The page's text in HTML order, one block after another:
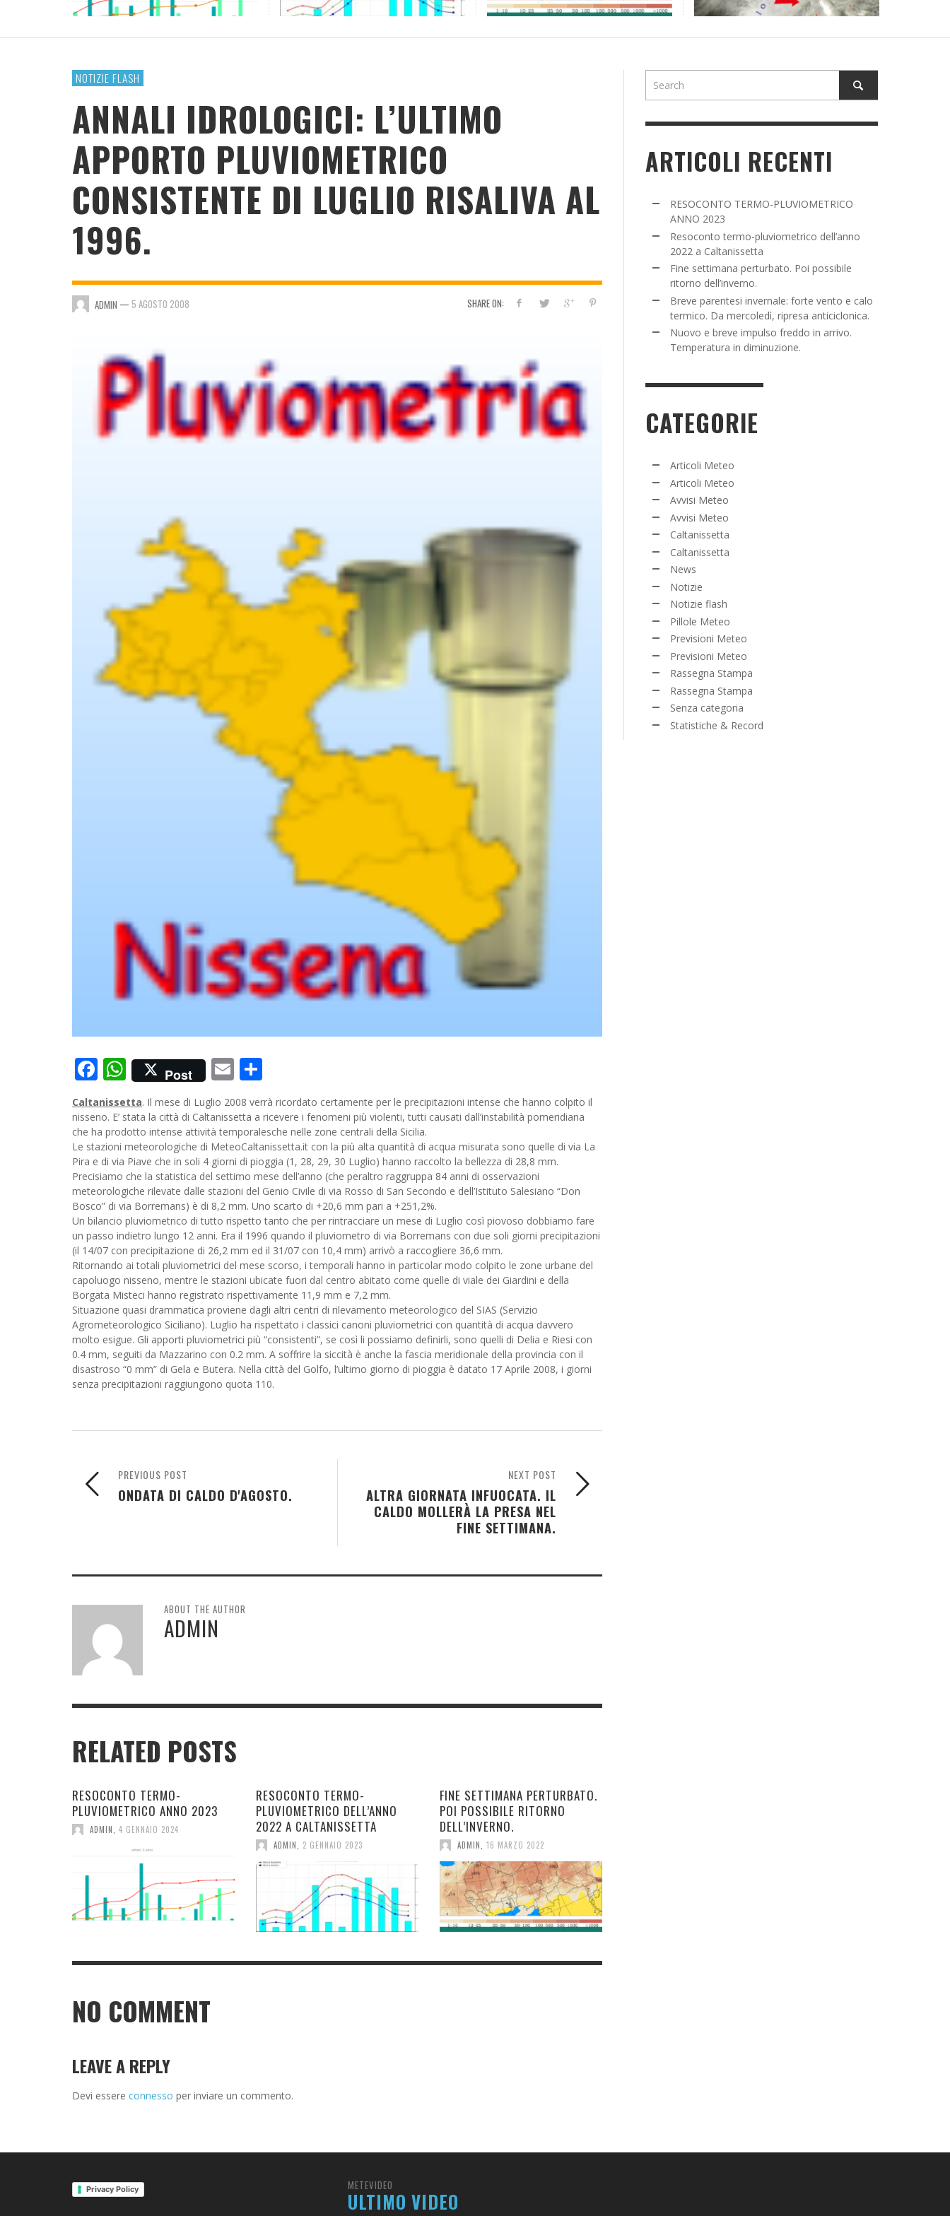
2023
DELL’ANNO 2022 A CALTANISSETTA
RITORNO DELL’INVERNO.
NOTIZIE FLASH
ANNALI IDROLOGICI: L’ULTIMO
APPORTO PLUVIOMETRICO
CONSISTENTE DI LUGLIO RISALIVA AL
1996.
SHARE ON:
ADMIN — 5 AGOSTO 2008
Facebook
WhatsApp
Post Email
Caltanissetta. Il mese di Luglio 2008 verrà ricordato certamente per le precipitazioni intense che hanno colpito il
nisseno. E’ stata la città di Caltanissetta a ricevere i fenomeni più violenti, tutti causati dall’instabilità pomeridiana
che ha prodotto intense attività temporalesche nelle zone centrali della Sicilia.
Le stazioni meteorologiche di MeteoCaltanissetta.it con la più alta quantità di acqua misurata sono quelle di via La
Pira e di via Piave che in soli 4 giorni di pioggia (1, 28, 29, 30 Luglio) hanno raccolto la bellezza di 28,8 mm.
Precisiamo che la statistica del settimo mese dell’anno (che peraltro raggruppa 84 anni di osservazioni
meteorologiche rilevate dalle stazioni del Genio Civile di via Rosso di San Secondo e dell’Istituto Salesiano “Don
Bosco” di via Borremans) è di 8,2 mm. Uno scarto di +20,6 mm pari a +251,2%.
Un bilancio pluviometrico di tutto rispetto tanto che per rintracciare un mese di Luglio così piovoso dobbiamo fare
un passo indietro lungo 12 anni. Era il 1996 quando il pluviometro di via Borremans con due soli giorni precipitazioni
(il 14/07 con precipitazione di 26,2 mm ed il 31/07 con 10,4 mm) arrivò a raccogliere 36,6 mm.
Ritornando ai totali pluviometrici del mese scorso, i temporali hanno in particolar modo colpito le zone urbane del
capoluogo nisseno, mentre le stazioni ubicate fuori dal centro abitato come quelle di viale dei Giardini e della
Borgata Misteci hanno registrato rispettivamente 11,9 mm e 7,2 mm.
Situazione quasi drammatica proviene dagli altri centri di rilevamento meteorologico del SIAS (Servizio
Agrometeorologico Siciliano). Luglio ha rispettato i classici canoni pluviometrici con quantità di acqua davvero
molto esigue. Gli apporti pluviometrici più “consistenti”, se così li possiamo definirli, sono quelli di Delia e Riesi con
0.4 mm, seguiti da Mazzarino con 0.2 mm. A soffrire la siccità è anche la fascia meridionale della provincia con il
disastroso “0 mm” di Gela e Butera. Nella città del Golfo, l’ultimo giorno di pioggia è datato 17 Aprile 2008, i giorni
senza precipitazioni raggiungono quota 110.
NEXT POST
ALTRA GIORNATA INFUOCATA. IL
CALDO MOLLERÀ LA PRESA NEL
FINE SETTIMANA.
PREVIOUS POST
ONDATA DI CALDO D'AGOSTO.
ABOUT THE AUTHOR
ADMIN
RELATED POSTS
RESOCONTO TERMO-
PLUVIOMETRICO ANNO 2023
ADMIN 4 GENNAIO 2024
RESOCONTO TERMO-
PLUVIOMETRICO DELL’ANNO
2022 A CALTANISSETTA
ADMIN 2 GENNAIO 2023
FINE SETTIMANA PERTURBATO.
POI POSSIBILE RITORNO
DELL’INVERNO.
ADMIN 16 MARZO 2022
NO COMMENT
LEAVE A REPLY
Devi essere connesso per inviare un commento.
ARTICOLI RECENTI
RESOCONTO TERMO-PLUVIOMETRICO
ANNO 2023
Resoconto termo-pluviometrico dell’anno
2022 a Caltanissetta
Fine settimana perturbato. Poi possibile
ritorno dell’inverno.
Breve parentesi invernale: forte vento e calo
termico. Da mercoledì, ripresa anticiclonica.
Nuovo e breve impulso freddo in arrivo.
Temperatura in diminuzione.
CATEGORIE
Articoli Meteo
Articoli Meteo
Avvisi Meteo
Avvisi Meteo
Caltanissetta
Caltanissetta
News
Notizie
Notizie flash
Pillole Meteo
Previsioni Meteo
Previsioni Meteo
Rassegna Stampa
Rassegna Stampa
Senza categoria
Statistiche & Record
Privacy Policy METEVIDEO
ULTIMO VIDEO